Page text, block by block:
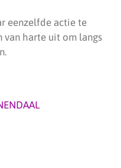
eenzelfde actie te
van harte uit om langs